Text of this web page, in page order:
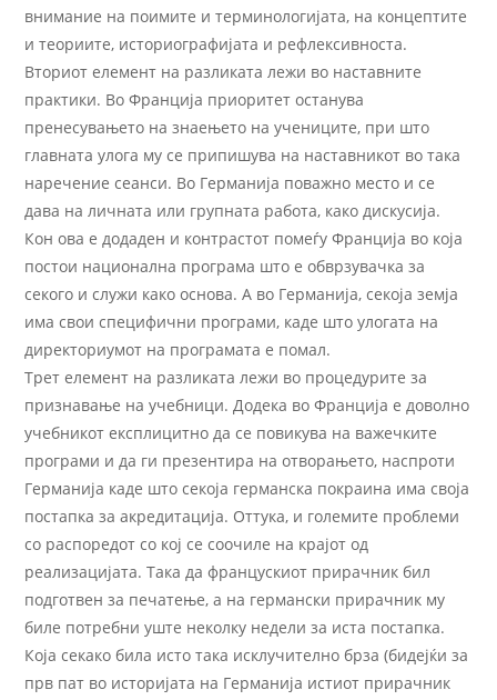
внимание на поимите и терминологијата, на концептите
и теориите, историографијата и рефлексивноста.
Вториот елемент на разликата лежи во наставните
практики. Во Франција приоритет останува
пренесувањето на знаењето на учениците, при што
главната улога му се припишува на наставникот во така
наречение сеанси. Во Германија поважно место и се
дава на личната или групната работа, како дискусија.
Кон ова е додаден и контрастот помеѓу Франција во која
постои национална програма што е обврзувачка за
секого и служи како основа. А во Германија, секоја земја
има свои специфични програми, каде што улогата на
директориумот на програмата е помал.
Трет елемент на разликата лежи во процедурите за
признавање на учебници. Додека во Франција е доволно
учебникот експлицитно да се повикува на важечките
програми и да ги презентира на отворањето, наспроти
Германија каде што секоја германска покраина има своја
постапка за акредитација. Оттука, и големите проблеми
со распоредот со кој се соочиле на крајот од
реализацијата. Така да францускиот прирачник бил
подготвен за печатење, а на германски прирачник му
биле потребни уште неколку недели за иста постапка.
Која секако била исто така исклучително брза (бидејќи за
прв пат во историјата на Германија истиот прирачник